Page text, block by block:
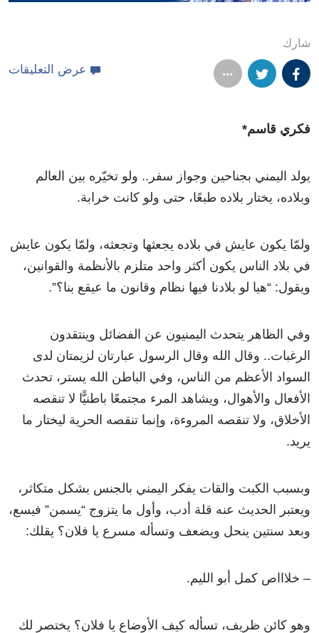
شارك
عرض التعليقات
فكري قاسم*
يولد اليمني بجناحين وجواز سفر.. ولو تخيّره بين العالم
وبلاده، يختار بلاده طبعًا، حتى ولو كانت خرابة.
ولمّا يكون عايش في بلاده يجعثها وتجعثه، ولمّا يكون عايش
في بلاد الناس يكون أكثر واحد متلزم بالأنظمة والقوانين،
ويقول: “هيا لو بلادنا فيها نظام وقانون ما عيقع بنا؟”.
وفي الظاهر يتحدث اليمنيون عن الفضائل وينتقدون
الرغبات.. وقال الله وقال الرسول عبارتان لزيمتان لدى
السواد الأعظم من الناس، وفي الباطن الله يستر، تحدث
الأفعال والأهوال، ويشاهد المرء مجتمعًا باطنيًّا لا تنقصه
الأخلاق، ولا تنقصه المروءة، وإنما تنقصه الحرية ليختار ما
يريد.
وبسبب الكبت والقات يفكر اليمني بالجنس بشكل متكاثر،
ويعتبر الحديث عنه قلة أدب، وأول ما يتزوج “يسمن” فيسع،
وبعد سنتين ينحل ويضعف وتسأله مسرع يا فلان؟ يقلك:
– خلاااص كمل أبو الليم.
وهو كائن ظريف، تسأله كيف الأوضاع يا فلان؟ يختصر لك